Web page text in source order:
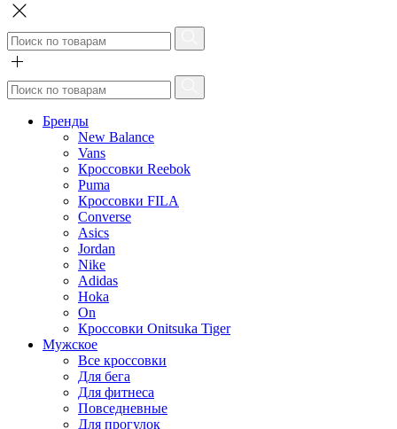
Бренды
New Balance
Vans
Кроссовки Reebok
Puma
Кроссовки FILA
Converse
Asics
Jordan
Nike
Adidas
Hoka
On
Кроссовки Onitsuka Tiger
Мужское
Все кроссовки
Для бега
Для фитнеса
Повседневные
Для прогулок